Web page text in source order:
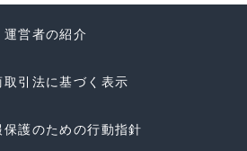
運営者の紹介
取引法に基づく表示
保護のための行動指針